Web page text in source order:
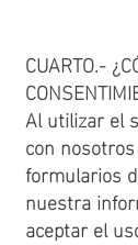
CUARTO.-
Al utilizar el
con
formularios
nuestra
aceptar el